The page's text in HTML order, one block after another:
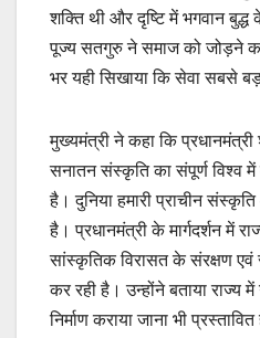
शक्ति थी और दृष्टि में भगवान
पूज्य सतगुरु ने समाज को जोड़ने
भर यही सिखाया कि सेवा सबसे
मुख्यमंत्री ने कहा कि प्रधानमंत्री
सनातन संस्कृति का संपूर्ण विश्व में
है। दुनिया हमारी प्राचीन
है। प्रधानमंत्री के मार्गदर्शन में
सांस्कृतिक विरासत के संरक्षण एवं
कर रही है। उन्होंने बताया राज्य
निर्माण कराया जाना भी